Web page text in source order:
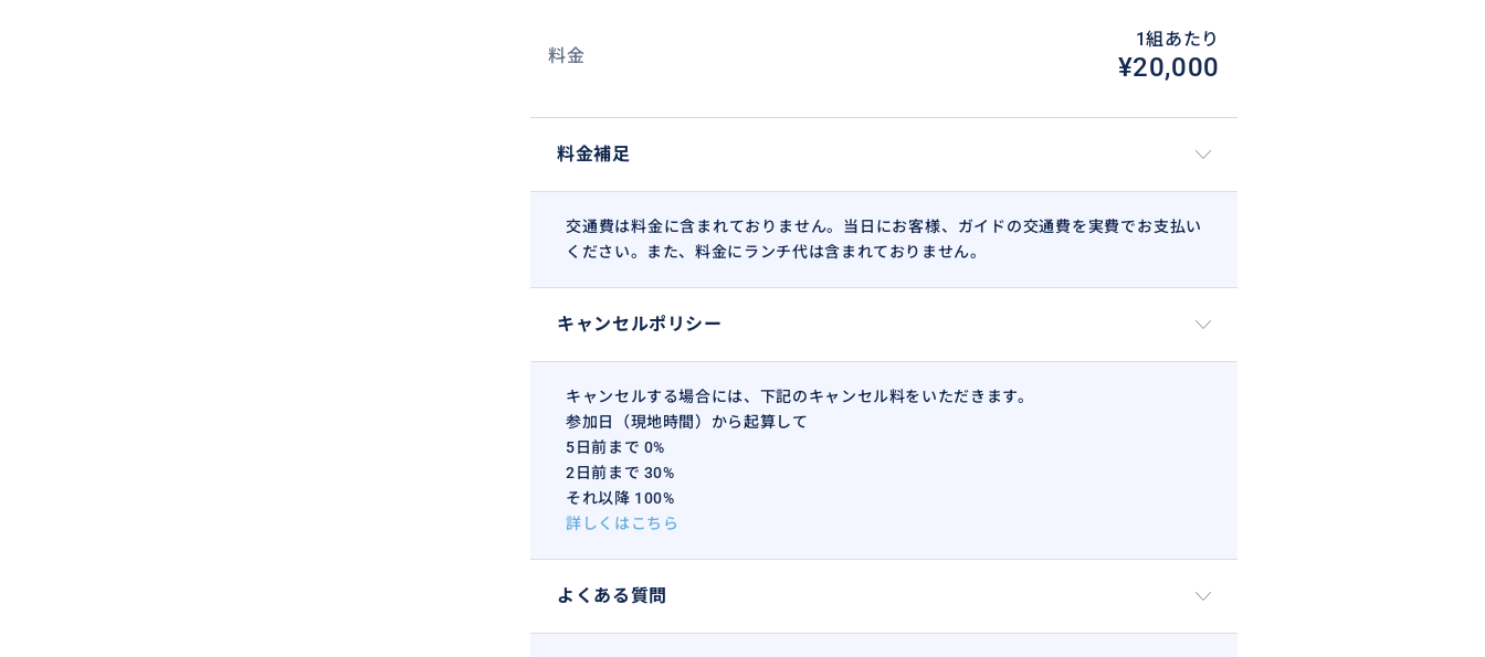
料金
1組あたり
¥20,000
料金補足
交通費は料金に含まれておりません。当日にお客様、ガイドの交通費を実費でお支払い
ください。また、料金にランチ代は含まれておりません。
キャンセルポリシー
キャンセルする場合には、下記のキャンセル料をいただきます。
参加日（現地時間）から起算して
5日前まで 0%
2日前まで 30%
それ以降 100%
詳しくはこちら
よくある質問